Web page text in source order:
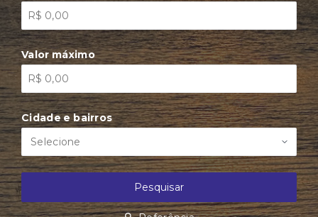
Valor máximo
Cidade e bairros
Selecione
Pesquisar